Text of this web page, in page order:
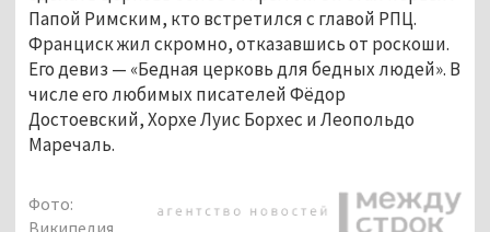
Папой Римским, кто встретился с главой РПЦ.
Франциск жил скромно, отказавшись от роскоши.
Его девиз — «Бедная церковь для бедных людей». В
числе его любимых писателей Фёдор
Достоевский, Хорхе Луис Борхес и Леопольдо
Маречаль.
Фото:
Википедия